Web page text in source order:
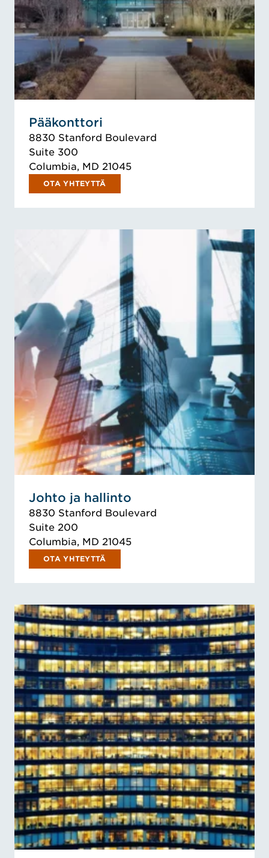
Pääkonttori
8830 Stanford Boulevard
Suite 300
Columbia, MD 21045
OTA YHTEYTTÄ
Johto ja hallinto
8830 Stanford Boulevard
Suite 200
Columbia, MD 21045
OTA YHTEYTTÄ